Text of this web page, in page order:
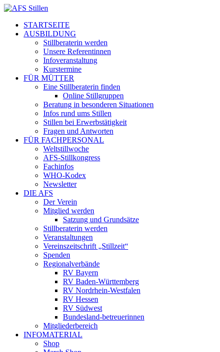
STARTSEITE
AUSBILDUNG
Stillberaterin werden
Unsere Referentinnen
Infoveranstaltung
Kurstermine
FÜR MÜTTER
Eine Stillberaterin finden
Online Stillgruppen
Beratung in besonderen Situationen
Infos rund ums Stillen
Stillen bei Erwerbstätigkeit
Fragen und Antworten
FÜR FACHPERSONAL
Weltstillwoche
AFS-Stillkongress
Fachinfos
WHO-Kodex
Newsletter
DIE AFS
Der Verein
Mitglied werden
Satzung und Grundsätze
Stillberaterin werden
Veranstaltungen
Vereinszeitschrift „Stillzeit“
Spenden
Regionalverbände
RV Bayern
RV Baden-Württemberg
RV Nordrhein-Westfalen
RV Hessen
RV Südwest
Bundesland-betreuerinnen
Mitgliederbereich
INFOMATERIAL
Shop